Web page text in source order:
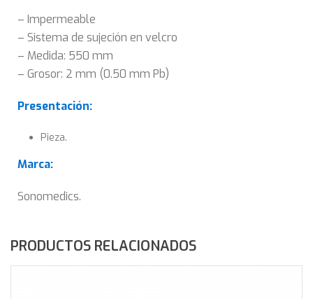
– Impermeable
– Sistema de sujeción en velcro
– Medida: 550 mm
– Grosor: 2 mm (0.50 mm Pb)
Presentación:
Pieza.
Marca:
Sonomedics.
PRODUCTOS RELACIONADOS